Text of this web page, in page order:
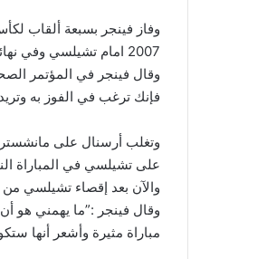
وفاز فينجر بسبعة ألقاب
2007 امام تشيلسي وفي نهائي 2011 أمام بيرمينجهام سيتي.
وقال فينجر في المؤتمر
فإنك ترغب في الفوز به
وتغلب أرسنال على مانشستر
على تشيلسي في المباراة
والآن بعد إقصاء تشيلسي من
وقال فينجر :”ما يهمني هو أن
مباراة مثيرة وأشعر أنها